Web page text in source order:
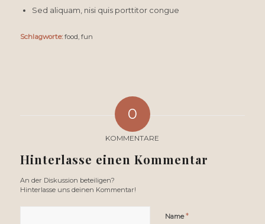
Sed aliquam, nisi quis porttitor congue
Schlagworte: food, fun
0
KOMMENTARE
Hinterlasse einen Kommentar
An der Diskussion beteiligen?
Hinterlasse uns deinen Kommentar!
Name*